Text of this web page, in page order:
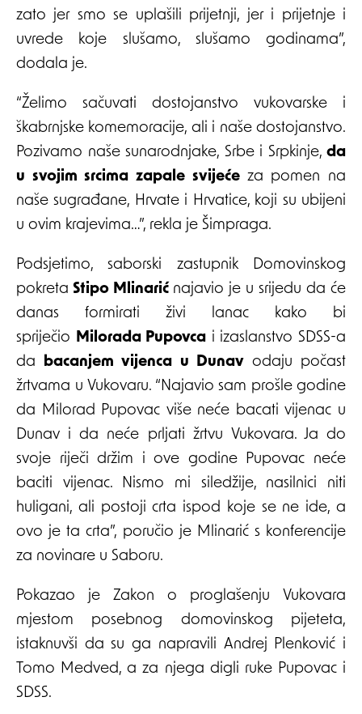
zato jer smo se uplašili prijetnji, jer i prijetnje i
uvrede koje slušamo, slušamo godinama”,
dodala je.
“Želimo sačuvati dostojanstvo vukovarske i
škabrnjske komemoracije, ali i naše dostojanstvo.
Pozivamo naše sunarodnjake, Srbe i Srpkinje, da
u svojim srcima zapale svijeće za pomen na
naše sugrađane, Hrvate i Hrvatice, koji su ubijeni
u ovim krajevima…”, rekla je Šimpraga.
Podsjetimo, saborski zastupnik Domovinskog
pokreta Stipo Mlinarić najavio je u srijedu da će
danas formirati živi lanac kako bi
spriječio Milorada Pupovca i izaslanstvo SDSS-a
da bacanjem vijenca u Dunavodaju počast
žrtvama u Vukovaru. “Najavio sam prošle godine
da Milorad Pupovac više neće bacati vijenac u
Dunav i da neće prljati žrtvu Vukovara. Ja do
svoje riječi držim i ove godine Pupovac neće
baciti vijenac. Nismo mi siledžije, nasilnici niti
huligani, ali postoji crta ispod koje se ne ide, a
ovo je ta crta”, poručio je Mlinarić s konferencije
za novinare u Saboru.
Pokazao je Zakon o proglašenju Vukovara
mjestom posebnog domovinskog pijeteta,
istaknuvši da su ga napravili Andrej Plenković i
Tomo Medved, a za njega digli ruke Pupovac i
SDSS.